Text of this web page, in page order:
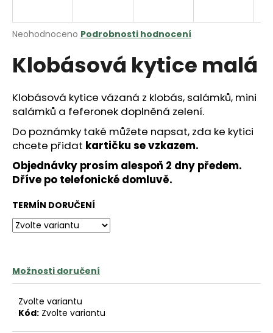
Průměrné
produktu
je
z
5
hvězdiček.
Neohodnoceno Podrobnosti hodnocení
Klobásová kytice malá
Klobásová kytice vázaná z klobás, salámků, mini
salámků a feferonek doplněná zelení.
Do poznámky také můžete napsat, zda ke kytici
chcete přidat kartičku se vzkazem.
Objednávky prosím alespoň 2 dny předem.
Dříve po telefonické domluvě.
TERMÍN DORUČENÍ
Možnosti doručení
Zvolte variantu
Kód: Zvolte variantu
j
t
?
HLEDAT
o
p
o
č
u
e
m